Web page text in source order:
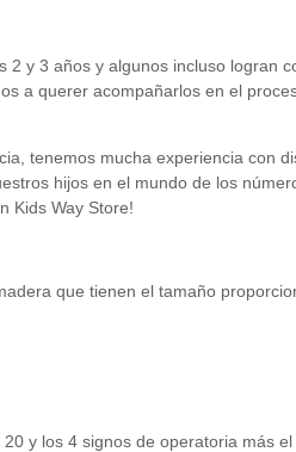
y 3 años y algunos incluso logran
a querer acompañarlos en el
tenemos mucha experiencia con
hijos en el mundo de los
Kids Way Store!
que tienen el tamaño
y los 4 signos de operatoria más